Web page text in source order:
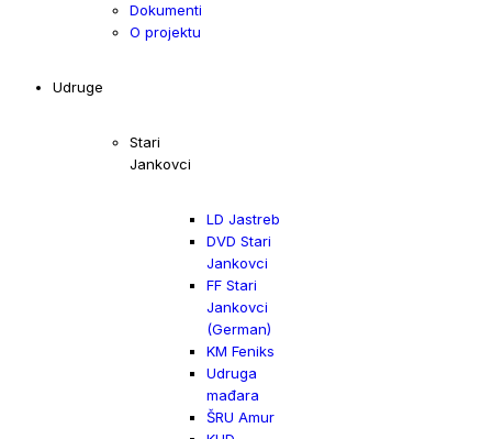
Dokumenti
O projektu
Udruge
Stari
Jankovci
LD Jastreb
DVD Stari
Jankovci
FF Stari
Jankovci
(German)
KM Feniks
Udruga
mađara
ŠRU Amur